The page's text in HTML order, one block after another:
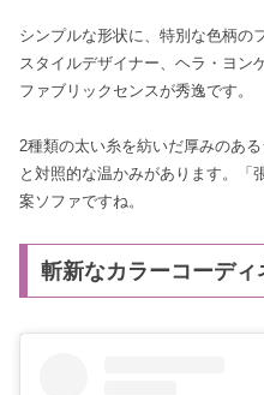
シンプルな形状に、特別な色柄の
スタイルデザイナー、ヘラ・ヨン
ファブリックセンスが秀逸です。
2種類の太い糸を紡いだ厚みのあ
と対照的な温かみがあります。「
案ソファですね。
斬新なカラーコーデ